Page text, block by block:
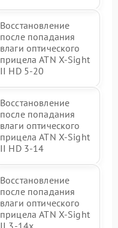
Восстановление
после попадания
влаги оптического
прицела ATN X-Sight
II HD 5-20
Восстановление
после попадания
влаги оптического
прицела ATN X-Sight
II HD 3-14
Восстановление
после попадания
влаги оптического
прицела ATN X-Sight
II 3-14x